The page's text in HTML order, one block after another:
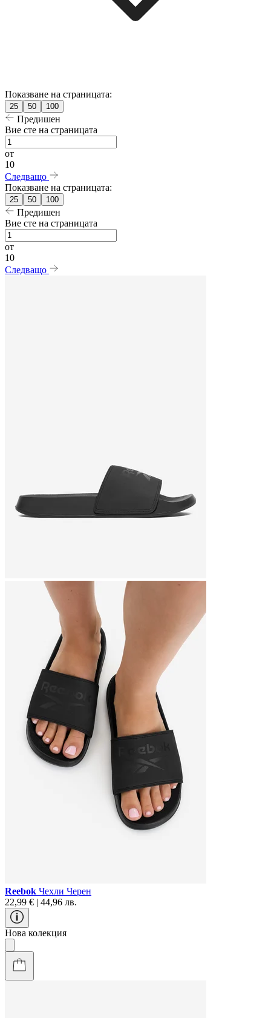
Показване на страницата:
25 50 100
Предишен
Вие сте на страницата
от
10
Следващо
Показване на страницата:
25 50 100
Предишен
Вие сте на страницата
от
10
Следващо
Reebok Чехли Черен
22,99 € | 44,96 лв.
Нова колекция